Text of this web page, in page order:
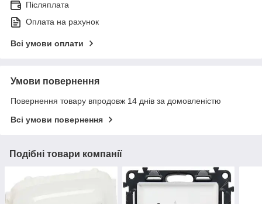
Післяплата
Оплата на рахунок
Всі умови оплати
Умови повернення
Повернення товару впродовж 14 днів за домовленістю
Всі умови повернення
Подібні товари компанії